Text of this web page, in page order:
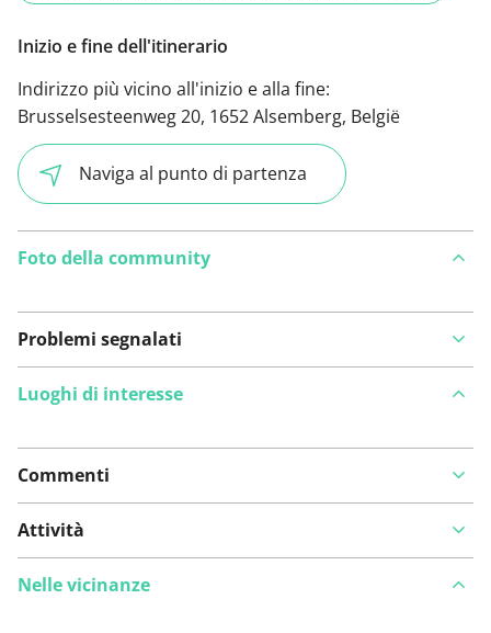
Inizio e fine dell'itinerario
Indirizzo più vicino all'inizio e alla fine:
Brusselsesteenweg 20, 1652 Alsemberg, België
Naviga al punto di partenza
Foto della community
Problemi segnalati
Visualizza sulla mappa
Hai notato qualcosa su questo itinerario?
Aggiungere
Luoghi di interesse
Commenti
Attività
Nelle vicinanze